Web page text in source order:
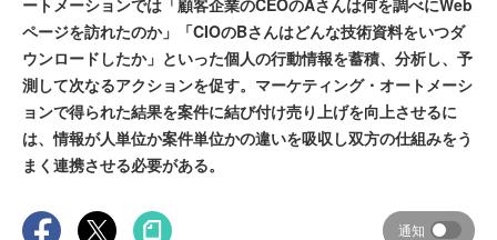
ページを訪れたのか」「CIOのBさんはどんな技術資料をいつダ
ウンロードしたか」といった個人の行動情報を蓄積、分析し、予
測して次なるアクションを促す。マーケティング・オートメーシ
ョンで得られた結果を案件に結び付け売り上げを向上させるに
は、情報が人単位か案件単位かの違いを吸収し双方の仕組みをう
まく連携させる必要がある。
通知